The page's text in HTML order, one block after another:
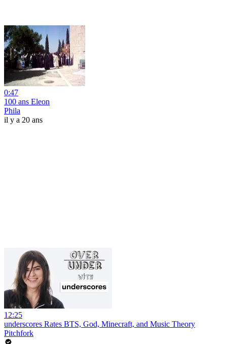
0:47
100 ans Eleon
Phila
il y a 20 ans
12:25
underscores Rates BTS, God, Minecraft, and Music Theory
Pitchfork